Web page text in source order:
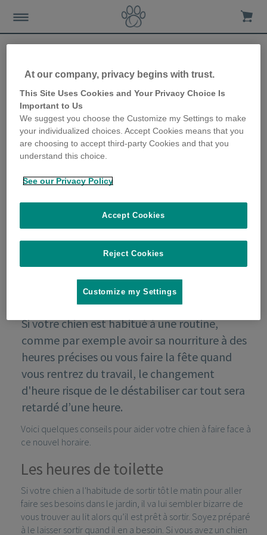
Comment le changement
d'heure d'octobre peut
affecter votre chien
Si votre chien est habitué à une routine,
comme par exemple avoir sa nourriture à des
heures précises ou vous faire la fête quand
vous rentrez du travail, le changement
d'heure risque de le déstabiliser car tout sera
retardé d’une heure.
Voici quelques conseils pour aider votre chien à faire face à
ce nouvel horaire.
Les heures de toilette
Si votre chien a l'habitude de sortir tôt le matin pour aller
faire ses besoins dans le jardin, il va lui sembler bizarre de
vous trouver au lit alors qu’il est prêt à sortir. Soyez préparé
à le laisser sortir quand il en a besoin. Si vous avez un chien
At our company, privacy begins with trust.
This Site Uses Cookies and Your Privacy Choice Is
Important to Us
We suggest you choose the Customize my Settings to make
your individualized choices. Accept Cookies means that you
are choosing to accept third-party Cookies and that you
understand this choice.
See our Privacy Policy
Reject Cookies
Accept Cookies
Customize my Settings